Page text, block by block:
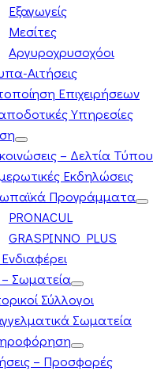
Εξαγωγείς
Μεσίτες
Αργυροχρυσοχόοι
Αιτήσεις
Επιχειρήσεων
Υπηρεσίες
– Δελτία Τύπου
Εκδηλώσεις
Προγράμματα
PRONACUL
GRASPINNO PLUS
– Σωματεία
Σύλλογοι
Σωματεία
– Προσφορές